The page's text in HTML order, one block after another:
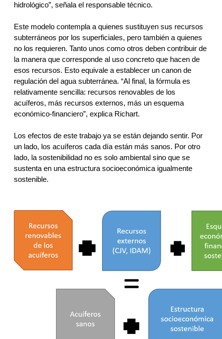
hidrológico”, señala el responsable técnico.
Este modelo contempla a quienes sustituyen sus recursos
subterráneos por los superficiales, pero también a quienes
no los requieren. Tanto unos como otros deben contribuir de
la manera que corresponde al uso concreto que hacen de
esos recursos. Esto equivale a establecer un canon de
regulación del agua subterránea. “Al final, la fórmula es
relativamente sencilla: recursos renovables de los
acuíferos, más recursos externos, más un esquema
económico-financiero”, explica Richart.
Los efectos de este trabajo ya se están dejando sentir. Por
un lado, los acuíferos cada día están más sanos. Por otro
lado, la sostenibilidad no es solo ambiental sino que se
sustenta en una estructura socioeconómica igualmente
sostenible.